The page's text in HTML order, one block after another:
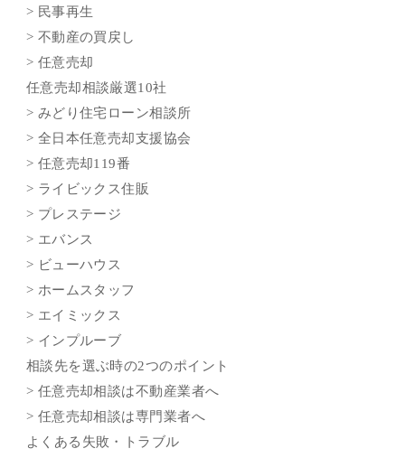
> 民事再生
> 不動産の買戻し
> 任意売却
任意売却相談厳選10社
> みどり住宅ローン相談所
> 全日本任意売却支援協会
> 任意売却119番
> ライビックス住販
> プレステージ
> エバンス
> ビューハウス
> ホームスタッフ
> エイミックス
> インプルーブ
相談先を選ぶ時の2つのポイント
> 任意売却相談は不動産業者へ
> 任意売却相談は専門業者へ
よくある失敗・トラブル